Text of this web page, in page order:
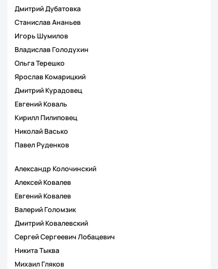
Дмитрий Дубатовка
Станислав Ананьев
Игорь Шумилов
Владислав Голодухин
Ольга Терешко
Ярослав Комарицкий
Дмитрий Курадовец
Евгений Коваль
Кирилл Пилиповец
Николай Васько
Павел Руденков
Александр Колочинский
Алексей Ковалев
Евгений Ковалев
Валерий Голомзик
Дмитрий Ковалевский
Сергей Сергеевич Лобацевич
Никита Тыква
Михаил Гляков